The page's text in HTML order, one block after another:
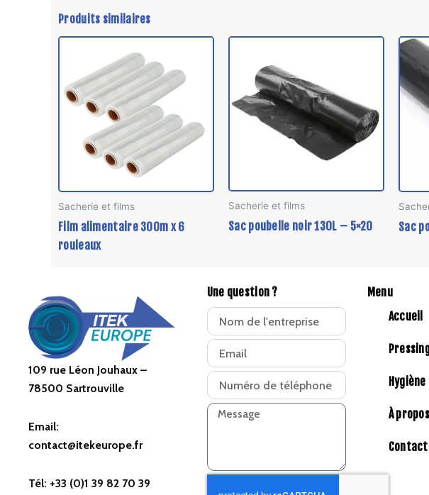
Produits similaires
Sacherie et films
Film alimentaire 300m x 6
rouleaux
Sacherie et films
Sac poubelle noir 130L – 5×20 Sac
109 rue Léon Jouhaux –
78500 Sartrouville
Email:
contact@itekeurope.fr
Tél: +33 (0)1 39 82 70 39
Une question ?
Menu
Accueil
Hygiène
À propos
Contact